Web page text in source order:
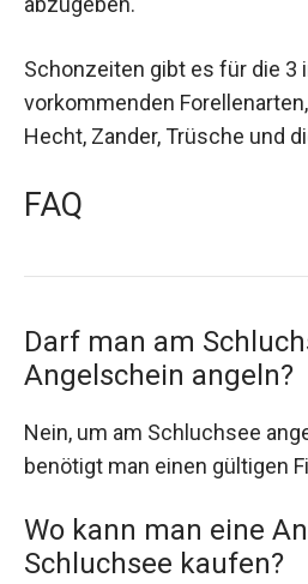
Schonzeiten gibt es für die 3
vorkommenden
Hecht, Zander, Trüsche und
FAQ
Darf man am
Angelschein angeln?
Nein, um am Schluchsee
benötigt man einen gültigen
Wo kann man eine
Schluchsee kaufen?